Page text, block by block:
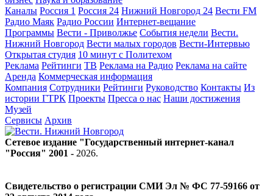
Каналы Россия 1 Россия 24 Нижний Новгород 24 Вести FM
Радио Маяк Радио России Интернет-вещание
Программы Вести - Приволжье События недели Вести.
Нижний Новгород Вести малых городов Вести-Интервью
Открытая студия 10 минут с Политехом
Реклама Рейтинги ТВ Реклама на Радио Реклама на сайте
Аренда Коммерческая информация
Компания Сотрудники Рейтинги Руководство Контакты Из
истории ГТРК Проекты Пресса о нас Наши достижения
Музей
Сервисы Архив
Сетевое издание "Государственный интернет-канал
"Россия" 2001 - 2026.
Свидетельство о регистрации СМИ Эл № ФС 77-59166 от